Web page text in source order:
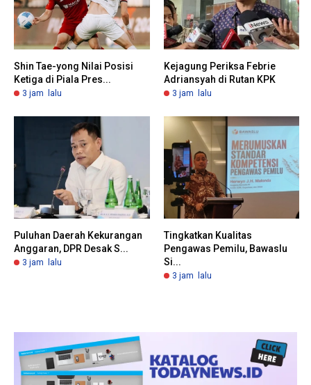
Shin Tae-yong Nilai Posisi
Ketiga di Piala Pres...
3 jam lalu
Kejagung Periksa Febrie
Adriansyah di Rutan KPK
3 jam lalu
Puluhan Daerah Kekurangan
Anggaran, DPR Desak S...
3 jam lalu
Tingkatkan Kualitas
Pengawas Pemilu, Bawaslu
Si...
3 jam lalu